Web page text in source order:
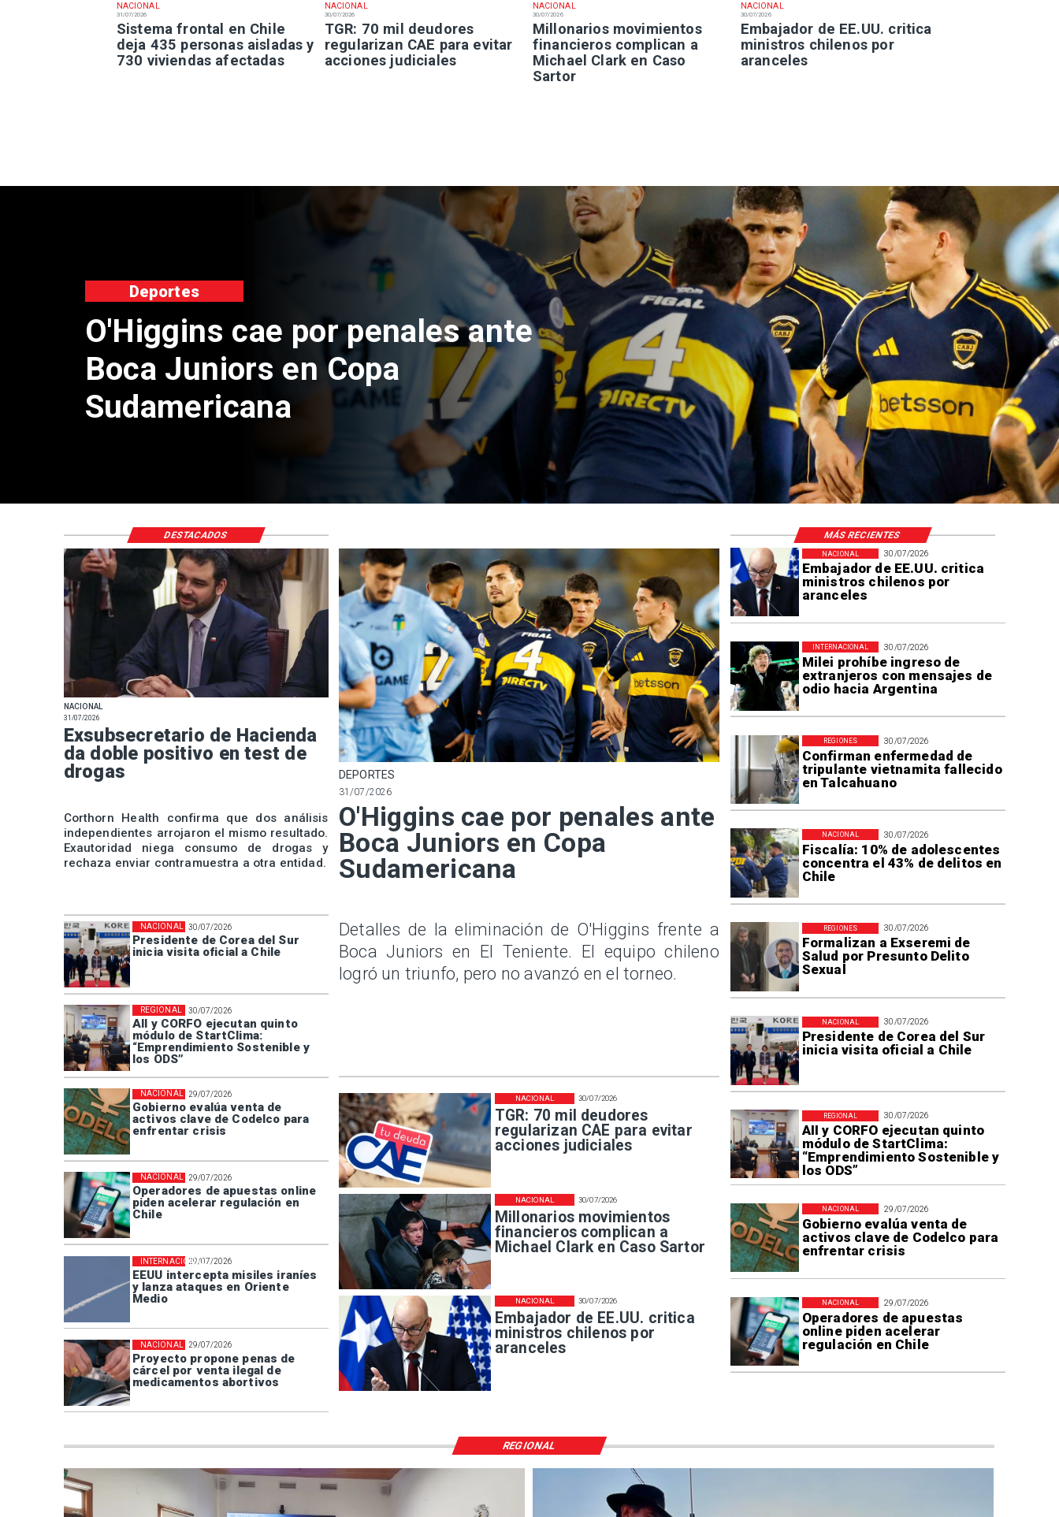
NACIONAL
31/07/2026
Sistema frontal en Chile
deja 435 personas aisladas y
730 viviendas afectadas
NACIONAL
30/07/2026
TGR: 70 mil deudores
regularizan CAE para evitar
acciones judiciales
NACIONAL
30/07/2026
Millonarios movimientos
financieros complican a
Michael Clark en Caso
Sartor
NACIONAL
30/07/2026
Embajador de EE.UU. critica
ministros chilenos por
aranceles
Exsubsecretario de Hacienda da
doble positivo en test de drogas
nacional
30/07/2026
Embajador de EE.UU. critica
ministros chilenos por
aranceles
NACIONAL
30/07/2026
Milei prohíbe ingreso de
extranjeros con mensajes de
odio hacia Argentina
INTERNACIONAL
30/07/2026
Confirman enfermedad de
tripulante vietnamita fallecido
en Talcahuano
REGIONES
30/07/2026
Fiscalía: 10% de adolescentes
concentra el 43% de delitos en
Chile
NACIONAL
30/07/2026
Formalizan a Exseremi de
Salud por Presunto Delito
Sexual
REGIONES
30/07/2026
Presidente de Corea del Sur
inicia visita oficial a Chile
NACIONAL
30/07/2026
AII y CORFO ejecutan quinto
módulo de StartClima:
“Emprendimiento Sostenible y
los ODS”
REGIONAL
29/07/2026
Gobierno evalúa venta de
activos clave de Codelco para
enfrentar crisis
NACIONAL
29/07/2026
Operadores de apuestas
online piden acelerar
regulación en Chile
NACIONAL
30/07/2026
Presidente de Corea del Sur
inicia visita oficial a Chile
NACIONAL
30/07/2026
AII y CORFO ejecutan quinto
módulo de StartClima:
“Emprendimiento Sostenible y
los ODS”
REGIONAL
29/07/2026
Gobierno evalúa venta de
activos clave de Codelco para
enfrentar crisis
NACIONAL
29/07/2026
Operadores de apuestas online
piden acelerar regulación en
Chile
NACIONAL
29/07/2026
EEUU intercepta misiles iraníes
y lanza ataques en Oriente
Medio
INTERNACIONAL
29/07/2026
Proyecto propone penas de
cárcel por venta ilegal de
medicamentos abortivos
NACIONAL
30/07/2026
TGR: 70 mil deudores
regularizan CAE para evitar
acciones judiciales
NACIONAL
30/07/2026
Millonarios movimientos
financieros complican a
Michael Clark en Caso Sartor
NACIONAL
30/07/2026
Embajador de EE.UU. critica
ministros chilenos por
aranceles
NACIONAL
NACIONAL
31/07/2026
Exsubsecretario de Hacienda
da doble positivo en test de
drogas
Corthorn Health confirma que dos análisis
independientes arrojaron el mismo resultado.
Exautoridad niega consumo de drogas y
rechaza enviar contramuestra a otra entidad.
DEPORTES
31/07/2026
O'Higgins cae por penales ante
Boca Juniors en Copa
Sudamericana
Detalles de la eliminación de O'Higgins frente a
Boca Juniors en El Teniente. El equipo chileno
logró un triunfo, pero no avanzó en el torneo.
DESTACADOS MÁS RECIENTES
REGIONAL